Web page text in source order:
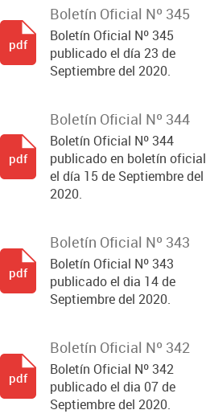
Boletín Oficial Nº 345
Boletín Oficial Nº 345
publicado el día 23 de
Septiembre del 2020.
pdf
Boletín Oficial Nº 344
Boletín Oficial Nº 344
publicado en boletín oficial
el día 15 de Septiembre del
2020.
pdf
Boletín Oficial Nº 343
Boletín Oficial Nº 343
publicado el dia 14 de
Septiembre del 2020.
pdf
Boletín Oficial Nº 342
Boletín Oficial Nº 342
publicado el dia 07 de
Septiembre del 2020.
pdf